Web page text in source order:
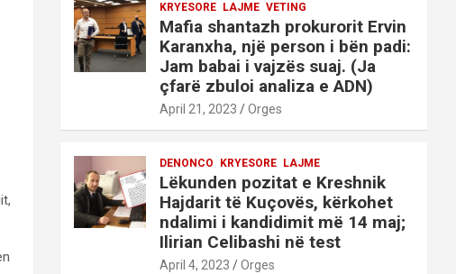
KRYESORE LAJME VETING
Mafia shantazh prokurorit Ervin
Karanxha, një person i bën padi:
Jam babai i vajzës suaj. (Ja
çfarë zbuloi analiza e ADN)
April 21, 2023 Orges
DENONCO KRYESORE LAJME
Lëkunden pozitat e Kreshnik
Hajdarit të Kuçovës, kërkohet
ndalimi i kandidimit më 14 maj;
Ilirian Celibashi në test
April 4, 2023 Orges